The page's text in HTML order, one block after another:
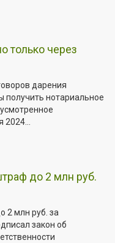
только через
дарения
нотариальное
до 2 млн руб.
2 млн руб. за
закон об